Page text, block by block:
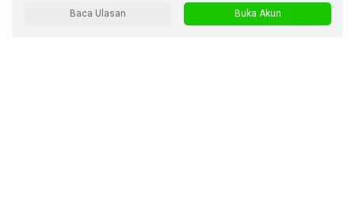
Baca Ulasan Buka Akun